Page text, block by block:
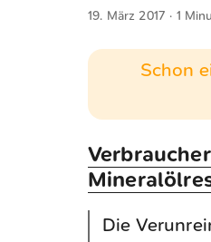
19. März 2017 · 1
Schon
Die